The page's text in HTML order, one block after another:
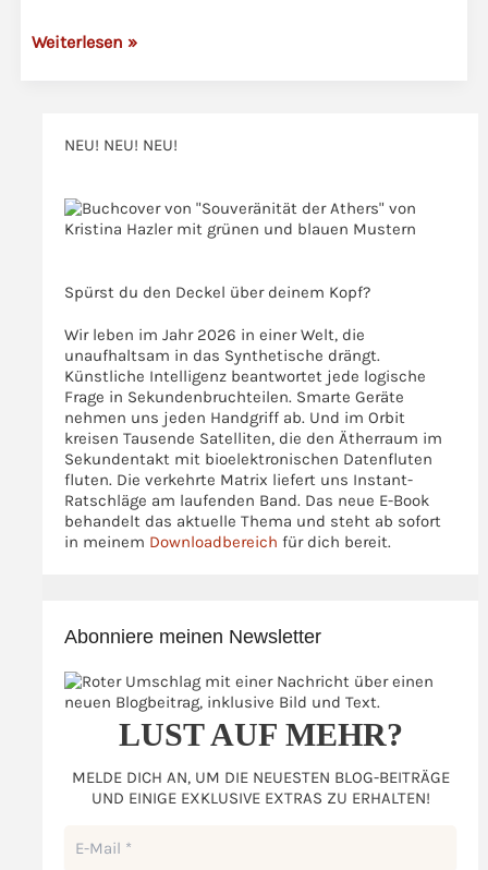
Die
Weiterlesen »
NEU! NEU! NEU!
Spürst du den Deckel über deinem Kopf?
Wir leben im Jahr 2026 in einer Welt, die
unaufhaltsam in das Synthetische drängt.
Künstliche Intelligenz beantwortet jede logische
Frage in Sekundenbruchteilen. Smarte Geräte
nehmen uns jeden Handgriff ab. Und im Orbit
kreisen Tausende Satelliten, die den Ätherraum im
Sekundentakt mit bioelektronischen Datenfluten
fluten. Die verkehrte Matrix liefert uns Instant-
Ratschläge am laufenden Band. Das neue E-Book
behandelt das aktuelle Thema und steht ab sofort
in meinem Downloadbereich für dich bereit.
Abonniere meinen Newsletter
LUST AUF MEHR?
MELDE DICH AN, UM DIE NEUESTEN BLOG-BEITRÄGE
UND EINIGE EXKLUSIVE EXTRAS ZU ERHALTEN!